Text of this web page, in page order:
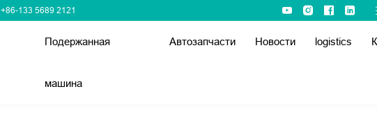
+86-133 5689 2121
Подержанная
машина
Автозапчасти Новости logistics